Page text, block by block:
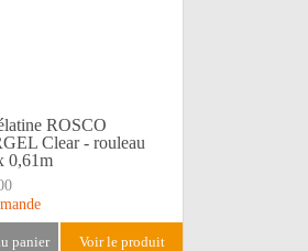
ROSCO
Clear - rouleau
0,61m
panier voir le produit